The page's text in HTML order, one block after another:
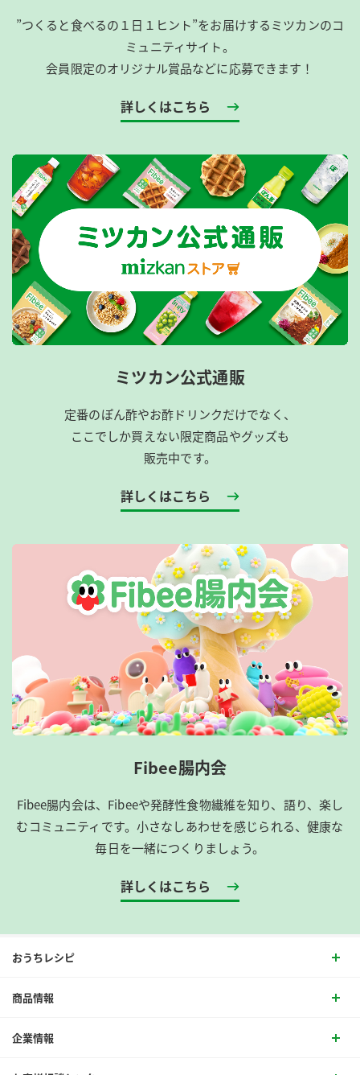
”つくると食べるの１日１ヒント”をお届けするミツカンのコ
ミュニティサイト。
会員限定のオリジナル賞品などに応募できます！
詳しくはこちら
ミツカン公式通販
定番のぽん酢やお酢ドリンクだけでなく、
ここでしか買えない限定商品やグッズも
販売中です。
詳しくはこちら
Fibee腸内会
Fibee腸内会は、​Fibeeや発酵性食物繊維を知り、語り、楽し
むコミュニティです。​小さなしあわせを感じられる、健康な
毎日を一緒につくりましょう。
詳しくはこちら
おうちレシピ
商品情報
企業情報